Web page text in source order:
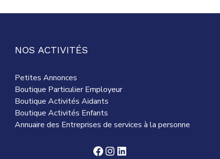
NOS ACTIVITÉS
Petites Annonces
Boutique Particulier Employeur
Boutique Activités Aidants
Boutique Activités Enfants
Annuaire des Entreprises de services à la personne
Facebook
Instagram
LinkedIn